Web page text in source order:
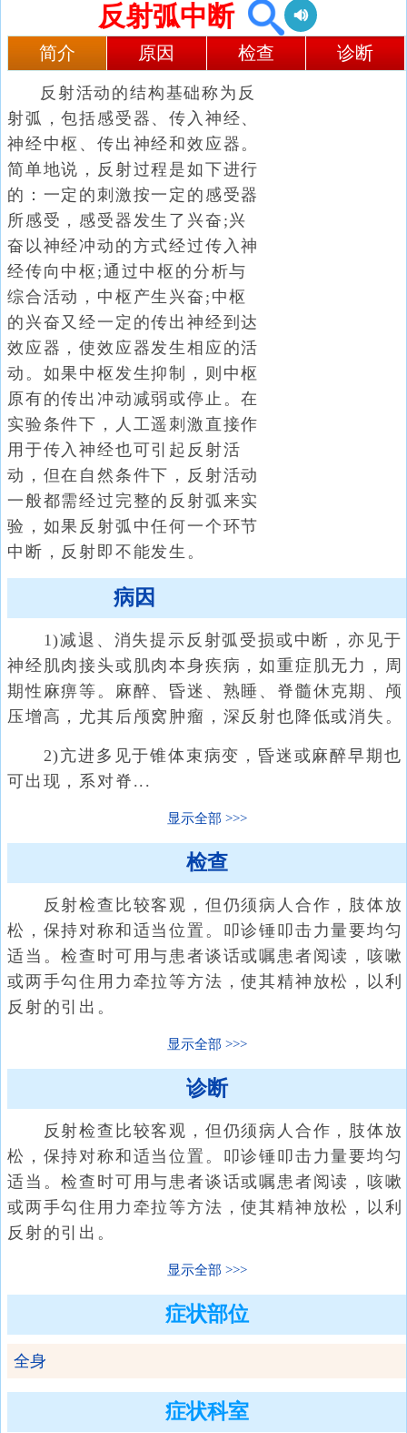
反射弧中断
简介 原因 检查 诊断
反射活动的结构基础称为反
射弧，包括感受器、传入神经、
神经中枢、传出神经和效应器。
简单地说，反射过程是如下进行
的：一定的刺激按一定的感受器
所感受，感受器发生了兴奋;兴
奋以神经冲动的方式经过传入神
经传向中枢;通过中枢的分析与
综合活动，中枢产生兴奋;中枢
的兴奋又经一定的传出神经到达
效应器，使效应器发生相应的活
动。如果中枢发生抑制，则中枢
原有的传出冲动减弱或停止。在
实验条件下，人工遥刺激直接作
用于传入神经也可引起反射活
动，但在自然条件下，反射活动
一般都需经过完整的反射弧来实
验，如果反射弧中任何一个环节
中断，反射即不能发生。
病因
1)减退、消失提示反射弧受损或中断，亦见于
神经肌肉接头或肌肉本身疾病，如重症肌无力，周
期性麻痹等。麻醉、昏迷、熟睡、脊髓休克期、颅
压增高，尤其后颅窝肿瘤，深反射也降低或消失。
2)亢进多见于锥体束病变，昏迷或麻醉早期也
可出现，系对脊...
显示全部
检查
反射检查比较客观，但仍须病人合作，肢体放
松，保持对称和适当位置。叩诊锤叩击力量要均匀
适当。检查时可用与患者谈话或嘱患者阅读，咳嗽
或两手勾住用力牵拉等方法，使其精神放松，以利
反射的引出。
显示全部
诊断
反射检查比较客观，但仍须病人合作，肢体放
松，保持对称和适当位置。叩诊锤叩击力量要均匀
适当。检查时可用与患者谈话或嘱患者阅读，咳嗽
或两手勾住用力牵拉等方法，使其精神放松，以利
反射的引出。
显示全部
症状部位
全身
症状科室